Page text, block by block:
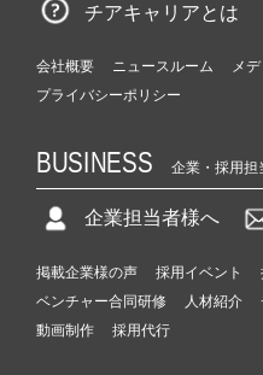
チアキャリアとは
会社概要 ニュースルーム
メ
プライバシーポリシー
BUSINESS 企業・採用担
企業担当者様へ
掲載企業様の声 採用イベント
ベンチャー合同研修
人材紹介
動画制作
採用代行